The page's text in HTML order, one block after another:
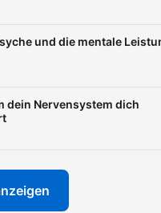
und die mentale
dein Nervensystem dich